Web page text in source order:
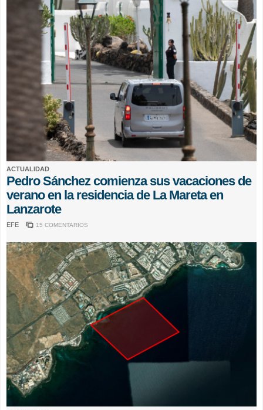
ACTUALIDAD
Pedro Sánchez comienza sus vacaciones de
verano en la residencia de La Mareta en
Lanzarote
EFE 15 COMENTARIOS